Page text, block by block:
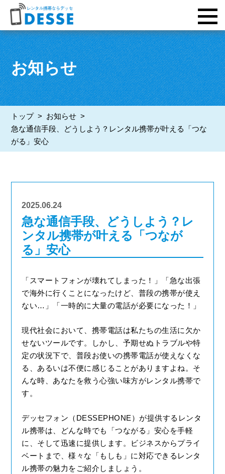
お知らせ
トップ> お知らせ >
急な通信手段、どうしよう？レンタル携帯が叶える「つな
がる」安心
2025.06.24
急な通信手段、どうしよう？レ
ンタル携帯が叶える「つなが
る」安心
「スマートフォンが壊れてしまった！」「急な出張
で海外に行くことになったけど、普段の携帯が使え
ない…」「一時的に大量の電話が必要になった！」
現代社会において、携帯電話は私たちの生活に欠か
せないツールです。しかし、予期せぬトラブルや特
定の状況下で、普段お使いの携帯電話が使えなくな
る、あるいは不便に感じることがありますよね。そ
んな時、あなたを救う心強い味方がレンタル携帯で
す。
デッセフォン（DESSEPHONE）が提供するレンタ
ル携帯は、どんな時でも「つながる」安心を手軽
に、そして迅速に提供します。ビジネスからプライ
ベートまで、様々な「もしも」に対応できるレンタ
ル携帯の魅力をご紹介しましょう。